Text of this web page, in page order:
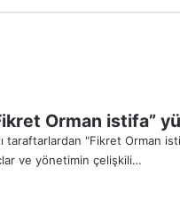
Orman istifa”
"Fikret Orman
ve yönetimin çelişkili…